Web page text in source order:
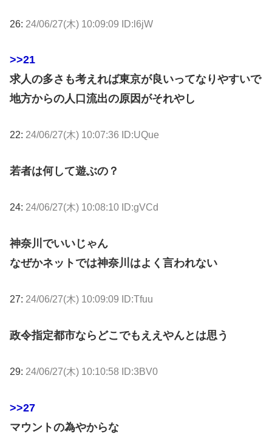
26: 24/06/27(木) 10:09:09 ID:l6jW
>>21
求人の多さも考えれば東京が良いってなりやすいで
地方からの人口流出の原因がそれやし
22: 24/06/27(木) 10:07:36 ID:UQue
若者は何して遊ぶの？
24: 24/06/27(木) 10:08:10 ID:gVCd
神奈川でいいじゃん
なぜかネットでは神奈川はよく言われない
27: 24/06/27(木) 10:09:09 ID:Tfuu
政令指定都市ならどこでもええやんとは思う
29: 24/06/27(木) 10:10:58 ID:3BV0
>>27
マウントの為やからな